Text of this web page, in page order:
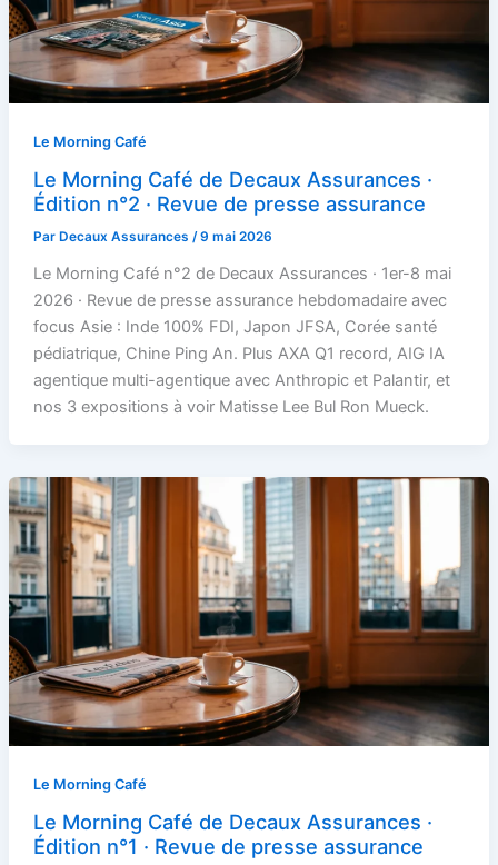
Le Morning Café
Le Morning Café de Decaux Assurances ·
Édition n°2 · Revue de presse assurance
Par Decaux Assurances /9 mai 2026
Le Morning Café n°2 de Decaux Assurances · 1er-8 mai
2026 · Revue de presse assurance hebdomadaire avec
focus Asie : Inde 100% FDI, Japon JFSA, Corée santé
pédiatrique, Chine Ping An. Plus AXA Q1 record, AIG IA
agentique multi-agentique avec Anthropic et Palantir, et
nos 3 expositions à voir Matisse Lee Bul Ron Mueck.
Le Morning Café
Le Morning Café de Decaux Assurances ·
Édition n°1 · Revue de presse assurance